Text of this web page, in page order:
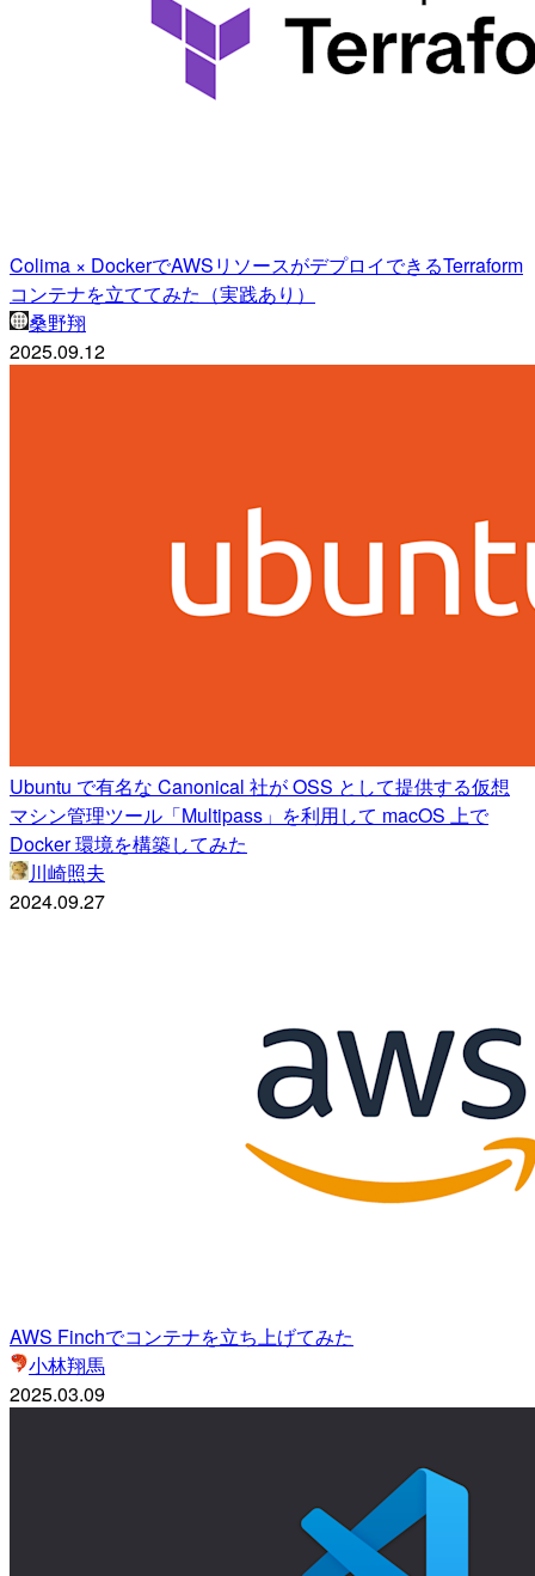
Colima × DockerでAWSリソースがデプロイできるTerraform
コンテナを立ててみた（実践あり）
桑野翔
2025.09.12
Ubuntu で有名な Canonical 社が OSS として提供する仮想
マシン管理ツール「Multipass」を利用して macOS 上で
Docker 環境を構築してみた
川崎照夫
2024.09.27
AWS Finchでコンテナを立ち上げてみた
小林翔馬
2025.03.09